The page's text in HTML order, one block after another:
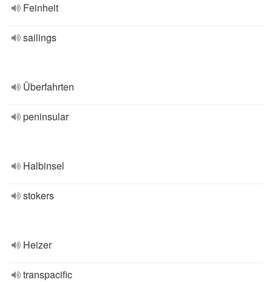
Feinheit
sailings
Überfahrten
peninsular
Halbinsel
stokers
Heizer
transpacific